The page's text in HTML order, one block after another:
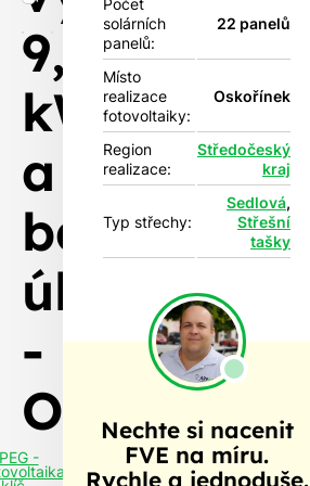
9,9
kWp
a
bateriovým
úložištěm
-
Oskořínek
-
Počet
solárních
panelů:
22 panelů
Místo
realizace
fotovoltaiky:
Oskořínek
Region
realizace:
Středočeský
kraj
Typ střechy:
Sedlová,
Střešní
tašky
Nechte si nacenit
FVE na míru.
Rychle a jednoduše.